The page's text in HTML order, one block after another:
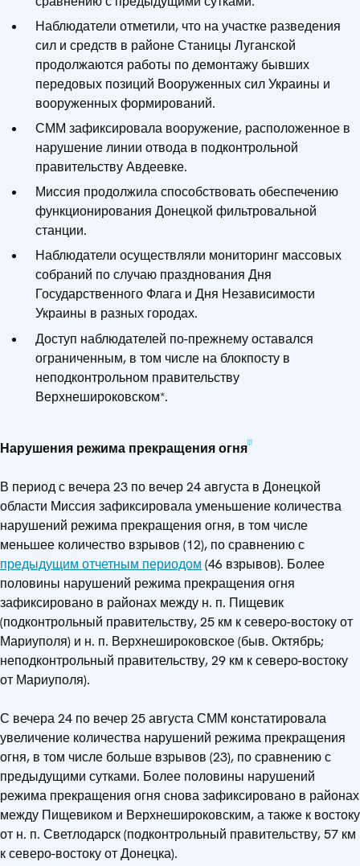
Наблюдатели отметили, что на участке разведения
сил и средств в районе Станицы Луганской
продолжаются работы по демонтажу бывших
передовых позиций Вооруженных сил Украины и
вооруженных формирований.
СММ зафиксировала вооружение, расположенное в
нарушение линии отвода в подконтрольной
правительству Авдеевке.
Миссия продолжила способствовать обеспечению
функционирования Донецкой фильтровальной
станции.
Наблюдатели осуществляли мониторинг массовых
собраний по случаю празднования Дня
Государственного Флага и Дня Независимости
Украины в разных городах.
Доступ наблюдателей по-прежнему оставался
ограниченным, в том числе на блокпосту в
неподконтрольном правительству
Верхнешироковском*.
Нарушения режима прекращения огня[1]
В период с вечера 23 по вечер 24 августа в Донецкой
области Миссия зафиксировала уменьшение количества
нарушений режима прекращения огня, в том числе
меньшее количество взрывов (12), по сравнению с
предыдущим отчетным периодом (46 взрывов). Более
половины нарушений режима прекращения огня
зафиксировано в районах между н. п. Пищевик
(подконтрольный правительству, 25 км к северо-востоку от
Мариуполя) и н. п. Верхнешироковское (быв. Октябрь;
неподконтрольный правительству, 29 км к северо-востоку
от Мариуполя).
С вечера 24 по вечер 25 августа СММ констатировала
увеличение количества нарушений режима прекращения
огня, в том числе больше взрывов (23), по сравнению с
предыдущими сутками. Более половины нарушений
режима прекращения огня снова зафиксировано в районах
между Пищевиком и Верхнешироковским, а также к востоку
от н. п. Светлодарск (подконтрольный правительству, 57 км
к северо-востоку от Донецка).